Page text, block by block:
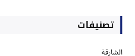
تصنيفات
الشارقة